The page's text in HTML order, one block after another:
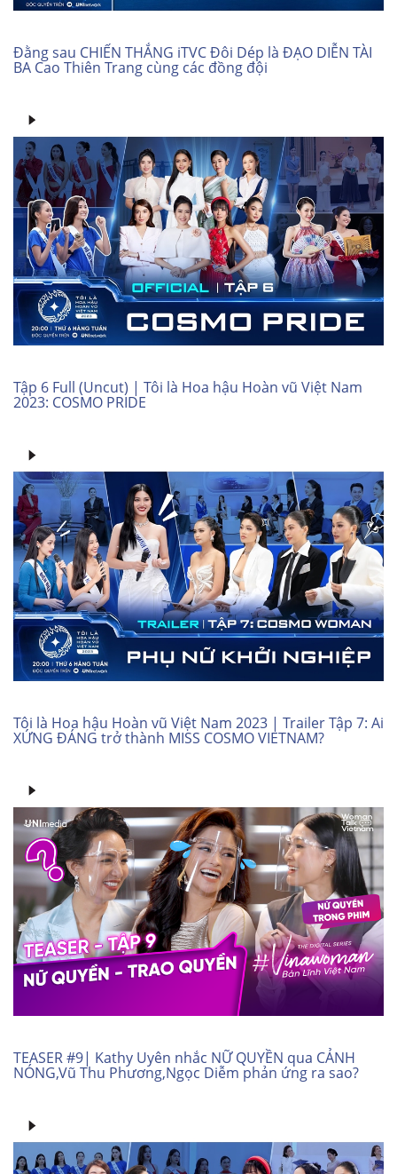
Đằng sau CHIẾN THẮNG iTVC Đôi Dép là ĐẠO DIỄN TÀI
BA Cao Thiên Trang cùng các đồng đội
Tập 6 Full (Uncut) | Tôi là Hoa hậu Hoàn vũ Việt Nam
2023: COSMO PRIDE
Tôi là Hoa hậu Hoàn vũ Việt Nam 2023 | Trailer Tập 7: Ai
XỨNG ĐÁNG trở thành MISS COSMO VIETNAM?
TEASER #9| Kathy Uyên nhắc NỮ QUYỀN qua CẢNH
NÓNG,Vũ Thu Phương,Ngọc Diễm phản ứng ra sao?